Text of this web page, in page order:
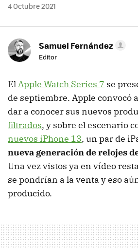
4 Octubre 2021
Samuel Fernández
Editor
ElApple Watch Series 7 se
de septiembre. Apple convocó
dar a conocer sus nuevos
filtrados, y sobre el escenario
nuevos iPhone 13, un par de
nueva generación de relojes
Una vez vistos ya en vídeo
se pondrían a la venta y eso
producido.